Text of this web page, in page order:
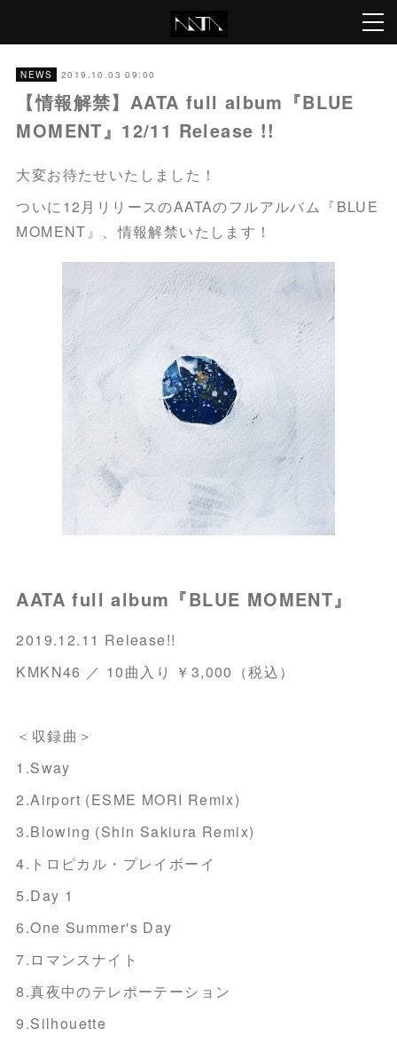
NEWS 2019.10.03 09:00
【情報解禁】AATA full album『BLUE
MOMENT』12/11 Release !!
大変お待たせいたしました！
ついに12月リリースのAATAのフルアルバム『BLUE
MOMENT』、情報解禁いたします！
AATA full album『BLUE MOMENT』
2019.12.11 Release!!
KMKN46 ／ 10曲入り ￥3,000（税込）
＜収録曲＞
1.Sway
2.Airport (ESME MORI Remix)
3.Blowing (Shin Sakiura Remix)
4.トロピカル・プレイボーイ
5.Day 1
6.One Summer's Day
7.ロマンスナイト
8.真夜中のテレポーテーション
9.Silhouette